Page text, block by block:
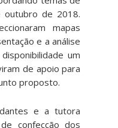
outubro de 2018.
mapas
e a análise
um
de apoio para
proposto.
e a tutora
confecção dos